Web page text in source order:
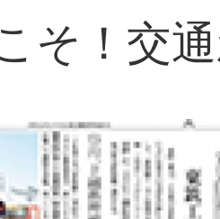
そ！交